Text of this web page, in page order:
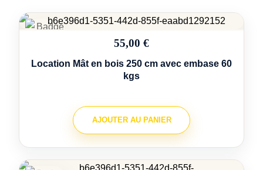
55,00 €
Location Mât en bois 250 cm avec embase 60
kgs
AJOUTER AU PANIER